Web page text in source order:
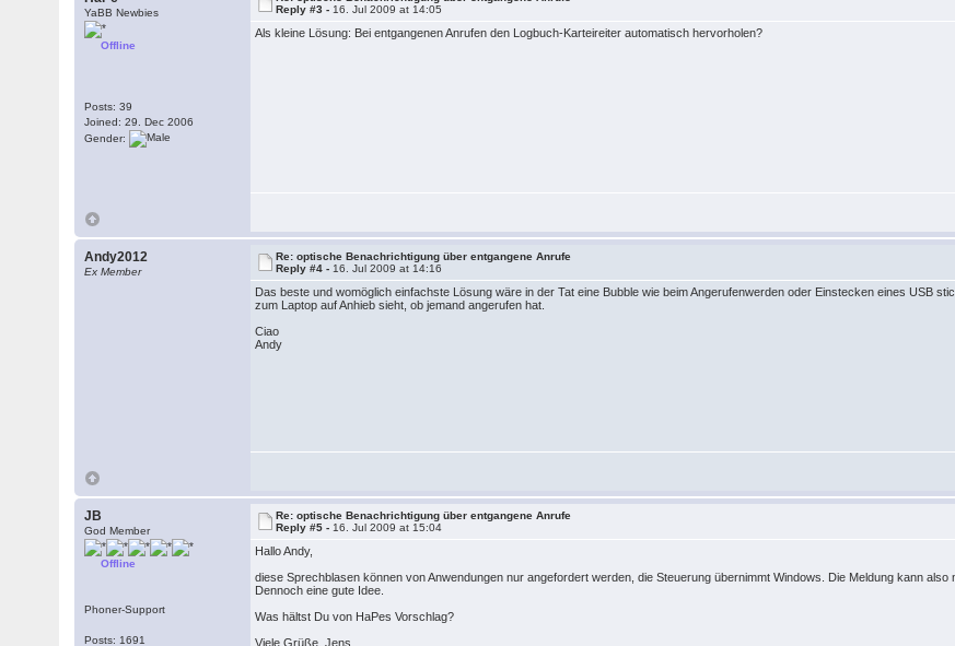
YaBB Newbies
Offline
Posts: 39
Joined: 29. Dec 2006
Gender:
Reply #3 - 16. Jul 2009 at 14:05
Als kleine Lösung: Bei entgangenen Anrufen den Logbuch-Karteireiter automatisch hervorholen?
Andy2012
Ex Member
Re: optische Benachrichtigung über entgangene Anrufe
Reply #4 - 16. Jul 2009 at 14:16
Das beste und womöglich einfachste Lösung wäre in der Tat eine Bubble wie beim Angerufenwerden oder Einstecken eines USB
zum Laptop auf Anhieb sieht, ob jemand angerufen hat.
Ciao
Andy
JB
God Member
Offline
Phoner-Support
Posts: 1691
Re: optische Benachrichtigung über entgangene Anrufe
Reply #5 - 16. Jul 2009 at 15:04
Hallo Andy,
diese Sprechblasen können von Anwendungen nur angefordert werden, die Steuerung übernimmt Windows. Die Meldung kann
Dennoch eine gute Idee.
Was hältst Du von HaPes Vorschlag?
Viele Grüße, Jens